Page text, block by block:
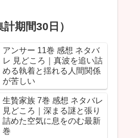
期間30日）
アンサー 11巻 感想 ネタバ
レ 見どころ｜真波を追い詰
める執着と揺れる人間関係
が苦しい
生贄家族 7巻 感想 ネタバレ
見どころ｜深まる謎と張り
詰めた空気に息をのむ最新
巻